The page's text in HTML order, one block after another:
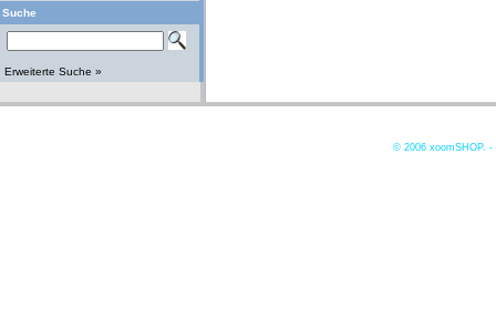
Suche
Erweiterte Suche »
© 2006 xoomSHOP. -